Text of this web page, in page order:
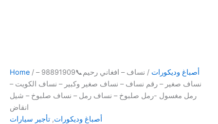
Home / أصباغ وديكورات
/ نساف – افغاني رحيم📞98891909 –
نساف صغير – رقم نساف – نساف صغير وكبير – نساف الكويت –
رمل مغسول -رمل صلبوخ – نساف رمل – نساف صلبوخ – شيل
انقاض
أصباغ وديكورات, تأجير سيارات